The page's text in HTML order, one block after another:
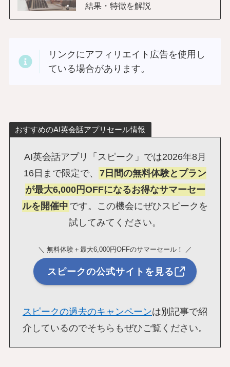
結果・特徴を解説
リンクにアフィリエイト広告を使用し
ている場合があります。
おすすめのAI英会話アプリセール情報
AI英会話アプリ「スピーク」では2026年8月
16日まで限定で、 7日間の無料体験とプラン
が最大6,000円OFFになるお得なサマーセー
ルを開催中 です。この機会にぜひスピークを
試してみてください。
＼ 無料体験＋最大6,000円OFFのサマーセール！ ／
スピークの公式サイトを見る
スピークの過去のキャンペーンは別記事で紹
介しているのでそちらもぜひご覧ください。